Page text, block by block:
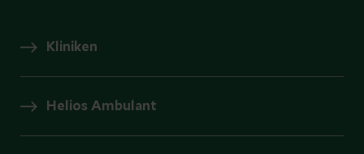
Kliniken
Helios Ambulant